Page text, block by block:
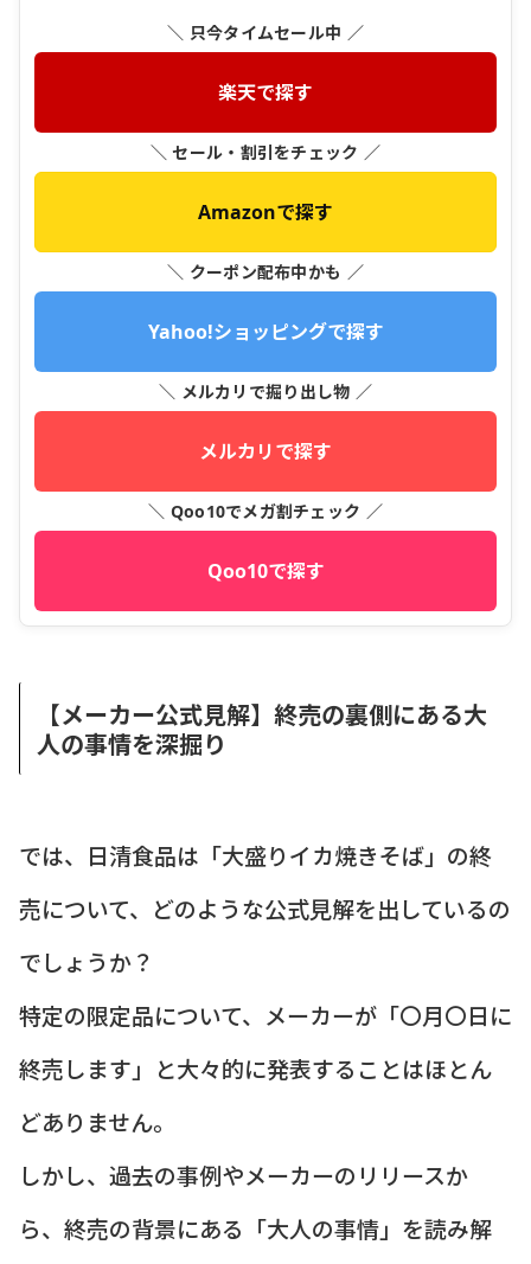
＼ 只今タイムセール中 ／
楽天で探す
＼ セール・割引をチェック ／
Amazonで探す
＼ クーポン配布中かも ／
Yahoo!ショッピングで探す
＼ メルカリで掘り出し物 ／
メルカリで探す
＼ Qoo10でメガ割チェック ／
Qoo10で探す
【メーカー公式見解】終売の裏側にある大
人の事情を深掘り
では、日清食品は「大盛りイカ焼きそば」の終
売について、どのような公式見解を出しているの
でしょうか？
特定の限定品について、メーカーが「〇月〇日に
終売します」と大々的に発表することはほとん
どありません。
しかし、過去の事例やメーカーのリリースか
ら、終売の背景にある「大人の事情」を読み解